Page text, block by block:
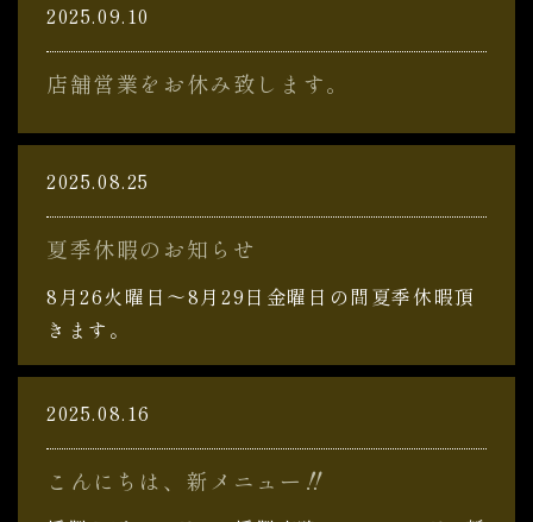
2025.09.10
店舗営業をお休み致します。
2025.08.25
夏季休暇のお知らせ
8月26火曜日～8月29日金曜日の間夏季休暇頂
きます。
2025.08.16
こんにちは、新メニュー‼